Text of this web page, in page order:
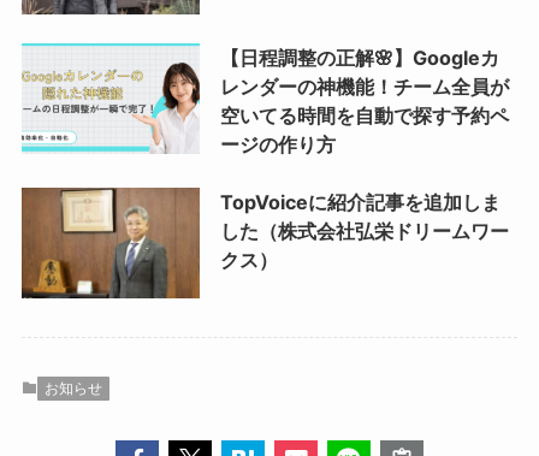
【日程調整の正解🌸】Googleカ
レンダーの神機能！チーム全員が
空いてる時間を自動で探す予約ペ
ージの作り方
TopVoiceに紹介記事を追加しま
した（株式会社弘栄ドリームワー
クス）
お知らせ